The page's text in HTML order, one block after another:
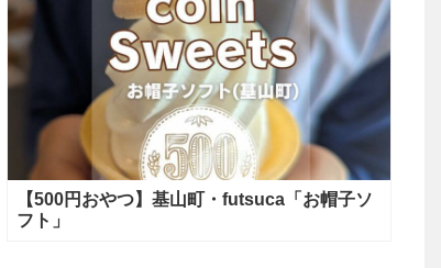
【500円おやつ】基山町・futsuca「お帽子ソ
フト」